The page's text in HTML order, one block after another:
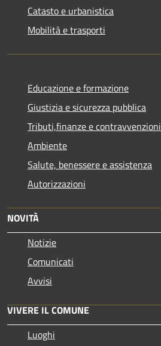
Catasto e urbanistica
Mobilità e trasporti
Educazione e formazione
Giustizia e sicurezza pubblica
Tributi,finanze e contravvenzioni
Ambiente
Salute, benessere e assistenza
Autorizzazioni
NOVITÀ
Notizie
Comunicati
Avvisi
VIVERE IL COMUNE
Luoghi